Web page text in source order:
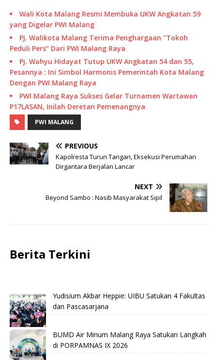
Wali Kota Malang Resmi Membuka UKW Angkatan 59
yang Digelar PWI Malang
Pj. Walikota Malang Terima Penghargaan “Tokoh
Peduli Pers” Dari PWI Malang Raya
Pj. Wahyu Hidayat Tutup UKW Angkatan 54 dan 55,
Pesannya : Ini Simbol Harmonis Pemerintah Kota Malang
Dengan PWI Malang Raya
PWI Malang Raya Sukses Gelar Turnamen Wartawan
P17LASAN, Inilah Deretan Pemenangnya
PWI MALANG
PREVIOUS
Kapolresta Turun Tangan, Eksekusi Perumahan
Dirgantara Berjalan Lancar
NEXT
Beyond Sambo : Nasib Masyarakat Sipil
Berita Terkini
Yudisium Akbar Heppie: UIBU Satukan 4 Fakultas
dan Pascasarjana
BUMD Air Minum Malang Raya Satukan Langkah
di PORPAMNAS IX 2026